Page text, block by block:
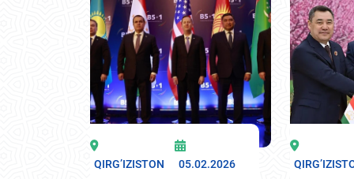
va global diplomatiyaga
qo‘shayotgan hissasining
ishonchli e’tirofidir. Ushbu
qaror Qirg‘iziston uchun
tinchlik kun tartibi, preventiv
diplomatiya va iqlim
xavfsizligini xalqaro
miqyosda ilgari surish
uchun yangi imkoniyatlar
QIRG’IZISTON 05.02.2026